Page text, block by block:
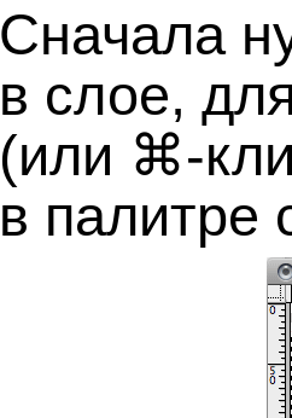
Сначала
в слое,
(или ⌘-
в палитре